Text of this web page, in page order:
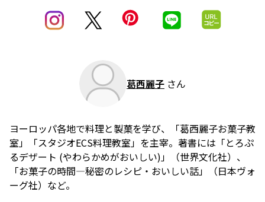
葛西麗子 さん
ヨーロッパ各地で料理と製菓を学び、「葛西麗子お菓子教
室」「スタジオECS料理教室」を主宰。著書には「とろぷ
るデザート (やわらかめがおいしい)」（世界文化社）、
「お菓子の時間―秘密のレシピ・おいしい話」（日本ヴォ
ーグ社）など。